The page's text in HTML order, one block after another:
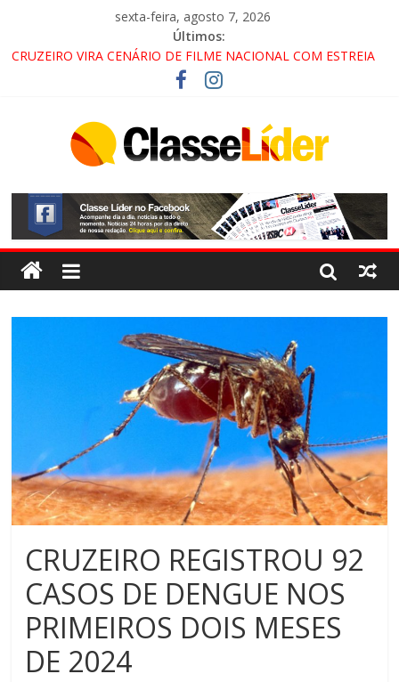
sexta-feira, agosto 7, 2026
Últimos:
CRUZEIRO VIRA CENÁRIO DE FILME NACIONAL COM ESTREIA
PROMOTOR DO GAECO
ACESSO À APARECIDA NA DUTRA SERÁ BLOQUEADO NO FIM
ALTERNATIVAS
LORENA, PINDAMONHANGABA E QUELUZ NA RETA FINAL
PELA FÁBRICA DA COCA-COLA!
CRUZEIRO REGISTROU 92
CASOS DE DENGUE NOS
PRIMEIROS DOIS MESES
DE 2024